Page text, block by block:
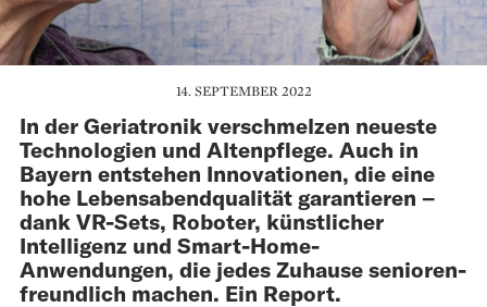
14. SEPTEMBER 2022
In der Geriatronik verschmelzen neueste
Technologien und Altenpflege. Auch in
Bayern entstehen Innovationen, die eine
hohe Lebensabendqualität garantieren –
dank VR-Sets, Roboter, künstlicher
Intelligenz und Smart-Home-
Anwendungen, die jedes Zuhause senioren­
freundlich machen. Ein Report.